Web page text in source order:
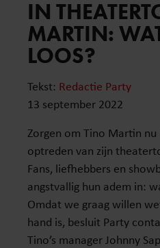
IN
MARTIN:
LOOS?
Tekst: Redactie Party
13 september 2022
Zorgen om Tino Martin
optreden van zijn
Fans, liefhebbers en
angstvallig hun adem in:
Omdat we graag willen
hand is, besluit Party
Tino’s manager Johnny